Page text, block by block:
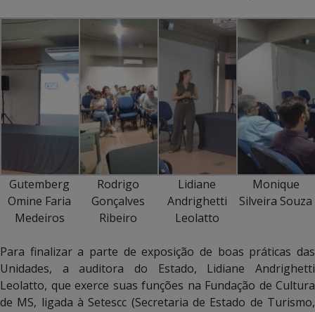
Gutemberg
Omine Faria
Medeiros
Rodrigo
Gonçalves
Ribeiro
Lidiane
Andrighetti
Leolatto
Monique
Silveira Souza
Para finalizar a parte de exposição de boas práticas das
Unidades, a auditora do Estado, Lidiane Andrighetti
Leolatto, que exerce suas funções na Fundação de Cultura
de MS, ligada à Setescc (Secretaria de Estado de Turismo,